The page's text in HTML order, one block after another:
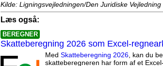
Kilde: Ligningsvejledningen/Den Juridiske Vejledning
Læs også:
BEREGNER
Skatteberegning 2026 som Excel-
Med Skatteberegning 2026 , kan du
skatteberegneren har form af et